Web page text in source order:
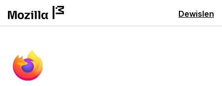
Dewislen